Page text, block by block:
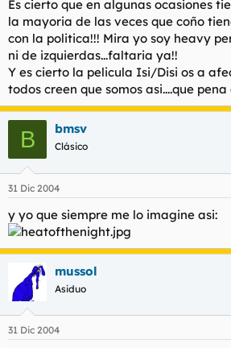
pipas en la plaza para levantar el pais, y
politica para decir "no a la guerra" o
Es cierto que en algunas ocasiones
la mayoria de las veces que coño
con la politica!!! Mira yo soy heavy
ni de izquierdas...faltaria ya!!
Y es cierto la pelicula Isi/Disi os a
todos creen que somos asi....que
B bmsv
Clásico
31 Dic 2004
y yo que siempre me lo imagine asi:
mussol
Asiduo
31 Dic 2004